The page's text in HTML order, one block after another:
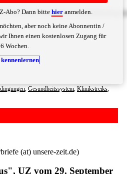
Abo? Dann bitte hieranmelden.
aber noch keine Abonnentin /
Ihnen einen kostenlosen Zugang für
6 Wochen.
, Gesundheitssystem, Klinikstreiks,
(at) unsere-zeit.de)
UZ vom 29. September